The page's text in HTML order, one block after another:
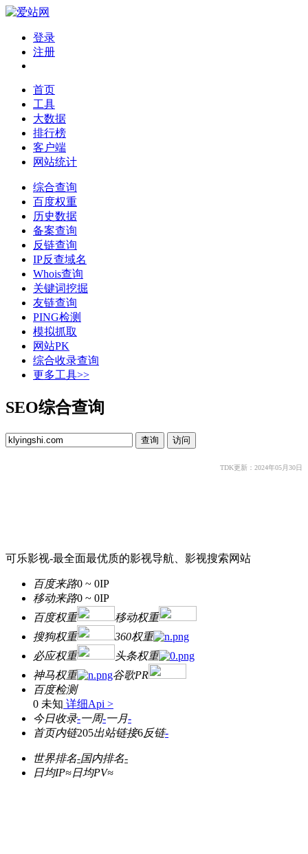
登录
注册
首页
工具
大数据
排行榜
客户端
网站统计
综合查询
百度权重
历史数据
备案查询
反链查询
IP反查域名
Whois查询
关键词挖掘
友链查询
PING检测
模拟抓取
网站PK
综合收录查询
更多工具>>
SEO综合查询
TDK更新：2024年05月30日
可乐影视-最全面最优质的影视导航、影视搜索网站
百度来路0 ~ 0IP
移动来路0 ~ 0IP
百度权重
移动权重
搜狗权重
360权重
必应权重
头条权重
神马权重
谷歌PR
百度检测
0 未知 详细Api >
今日收录-一周-一月-
首页内链205出站链接6反链-
世界排名-国内排名-
日均IP≈日均PV≈